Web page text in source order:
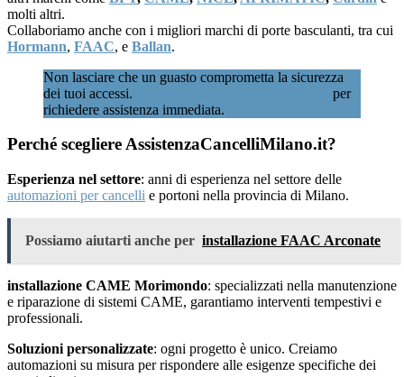
molti altri.
Collaboriamo anche con i migliori marchi di porte basculanti, tra cui
Hormann, FAAC, e Ballan.
Non lasciare che un guasto comprometta la sicurezza
dei tuoi accessi.
per
richiedere assistenza immediata.
Perché scegliere AssistenzaCancelliMilano.it?
Esperienza nel settore: anni di esperienza nel settore delle
automazioni per cancelli e portoni nella provincia di Milano.
Possiamo aiutarti anche per installazione FAAC Arconate
installazione CAME Morimondo: specializzati nella manutenzione
e riparazione di sistemi CAME, garantiamo interventi tempestivi e
professionali.
Soluzioni personalizzate: ogni progetto è unico. Creiamo
automazioni su misura per rispondere alle esigenze specifiche dei